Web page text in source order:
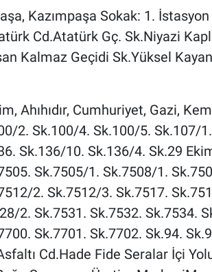
Kazımpaşa Sokak: 1.
Cd.Atatürk Gç. Sk.Niyazi
Kalmaz Geçidi Sk.Yüksel
Ahıhıdır, Cumhuriyet, Gazi,
2. Sk.100/4. Sk.100/5. Sk.107/
Sk.136/10. Sk.136/4. Sk.29
Sk.7505/1. Sk.7508/1.
2. Sk.7512/3. Sk.7517.
2. Sk.7531. Sk.7532. Sk.7534.
Sk.7701. Sk.7702. Sk.94.
Cd.Hade Fide Seralar İçi